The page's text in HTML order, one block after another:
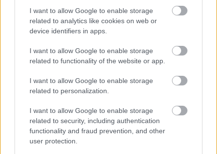
I want to allow Google to enable storage
related to analytics like cookies on web or
device identifiers in apps.
I want to allow Google to enable storage
related to functionality of the website or app.
I want to allow Google to enable storage
related to personalization.
I want to allow Google to enable storage
related to security, including authentication
functionality and fraud prevention, and other
user protection.
2026.08.06. 13:32